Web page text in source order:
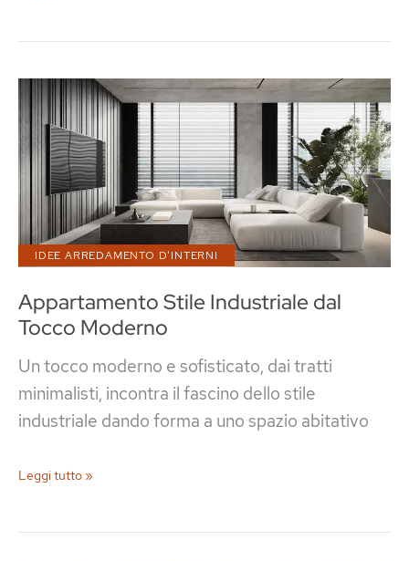
un
Industriale
Appartamento Stile Industriale dal
Tocco Moderno
IDEE ARREDAMENTO D'INTERNI
Un tocco moderno e sofisticato, dai tratti
minimalisti, incontra il fascino dello stile
industriale dando forma a uno spazio abitativo
Appartamento
Industriale
Leggi tutto »